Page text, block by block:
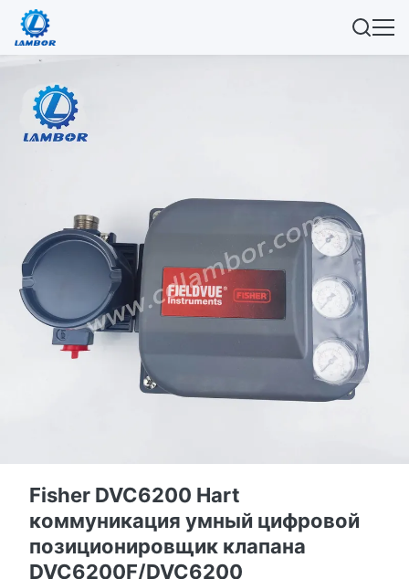
Fisher DVC6200 Hart
коммуникация умный цифровой
позиционировщик клапана
DVC6200F/DVC6200